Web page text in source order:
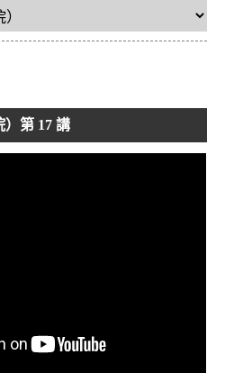
）第 17 講